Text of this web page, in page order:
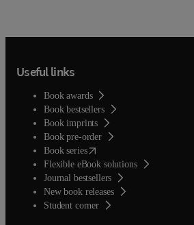
Useful links
Book awards
Book bestsellers
Book imprints
Book pre-order
Book series(opens in new tab/window
Flexible eBook solutions
Journal bestsellers
New book releases
Student corner( opens in new tab/window